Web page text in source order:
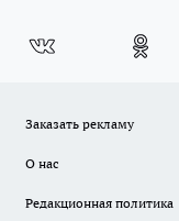
Заказать рекламу
О нас
Редакционная политика